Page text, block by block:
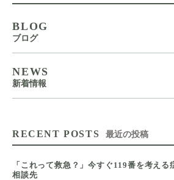
BLOG
ブログ
NEWS
新着情報
RECENT POSTS 最近の投稿
「これって救急？」今すぐ119番を考え
相談先